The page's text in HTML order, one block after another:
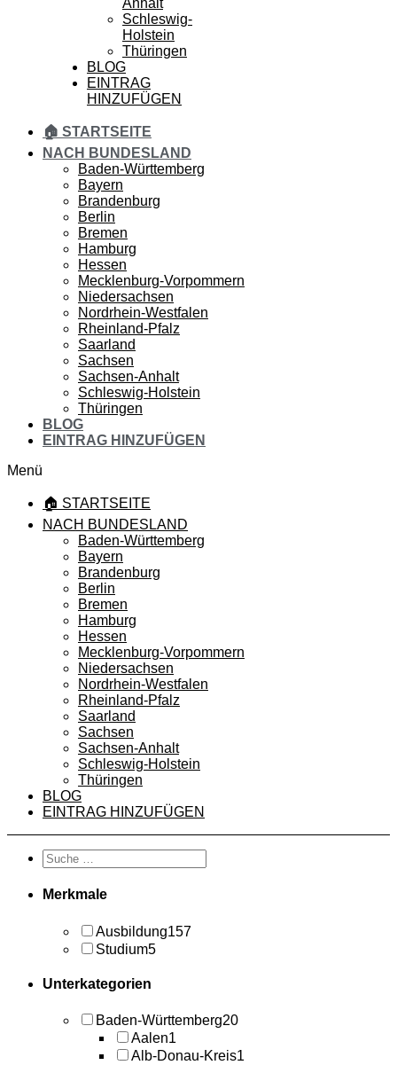
Anhalt
Schleswig-
Holstein
Thüringen
BLOG
EINTRAG
HINZUFÜGEN
🏠 STARTSEITE
NACH BUNDESLAND
Baden-Württemberg
Bayern
Brandenburg
Berlin
Bremen
Hamburg
Hessen
Mecklenburg-Vorpommern
Niedersachsen
Nordrhein-Westfalen
Rheinland-Pfalz
Saarland
Sachsen
Sachsen-Anhalt
Schleswig-Holstein
Thüringen
BLOG
EINTRAG HINZUFÜGEN
Menü
🏠 STARTSEITE
NACH BUNDESLAND
Baden-Württemberg
Bayern
Brandenburg
Berlin
Bremen
Hamburg
Hessen
Mecklenburg-Vorpommern
Niedersachsen
Nordrhein-Westfalen
Rheinland-Pfalz
Saarland
Sachsen
Sachsen-Anhalt
Schleswig-Holstein
Thüringen
BLOG
EINTRAG HINZUFÜGEN
Merkmale
Ausbildung157
Studium5
Unterkategorien
Baden-Württemberg20
Aalen1
Alb-Donau-Kreis1